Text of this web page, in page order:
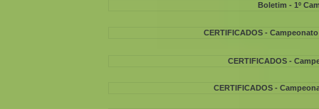
CERTIFICADOS -
CERTIFICADOS -
CERTIFICADOS -
Boletim - 1º